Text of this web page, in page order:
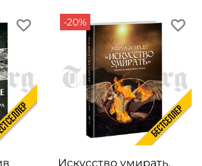
-20%
Искусство умирать.